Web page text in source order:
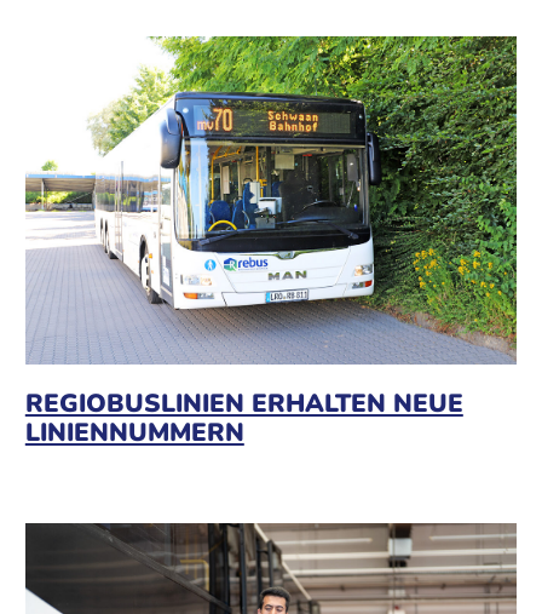
REGIOBUSLINIEN ERHALTEN NEUE
LINIENNUMMERN